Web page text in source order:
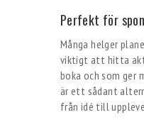
Perfekt för
Många helger
viktigt att hitta
boka och som ger
är ett sådant
från idé till